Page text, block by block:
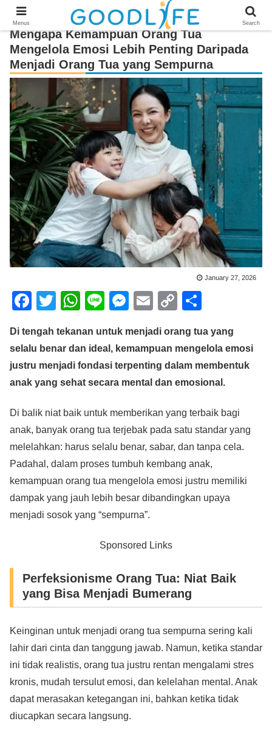
Mengapa Kemampuan Orang Tua
Mengelola Emosi Lebih Penting Daripada
Menjadi Orang Tua yang Sempurna
January 27, 2026
F
c
e
b
o
k
T
tt
er
W
at
s
A
p
Li
e
M
ss
e
n
er
E
ail
C
p
y
Li
k
ar
e
Di tengah tekanan untuk menjadi orang tua yang
selalu benar dan ideal, kemampuan mengelola emosi
justru menjadi fondasi terpenting dalam membentuk
anak yang sehat secara mental dan emosional.
Di balik niat baik untuk memberikan yang terbaik bagi
anak, banyak orang tua terjebak pada satu standar yang
melelahkan: harus selalu benar, sabar, dan tanpa cela.
Padahal, dalam proses tumbuh kembang anak,
kemampuan orang tua mengelola emosi justru memiliki
dampak yang jauh lebih besar dibandingkan upaya
menjadi sosok yang “sempurna”.
Sponsored Links
Perfeksionisme Orang Tua: Niat Baik
yang Bisa Menjadi Bumerang
Keinginan untuk menjadi orang tua sempurna sering kali
lahir dari cinta dan tanggung jawab. Namun, ketika standar
ini tidak realistis, orang tua justru rentan mengalami stres
kronis, mudah tersulut emosi, dan kelelahan mental. Anak
dapat merasakan ketegangan ini, bahkan ketika tidak
diucapkan secara langsung.
Menus Search